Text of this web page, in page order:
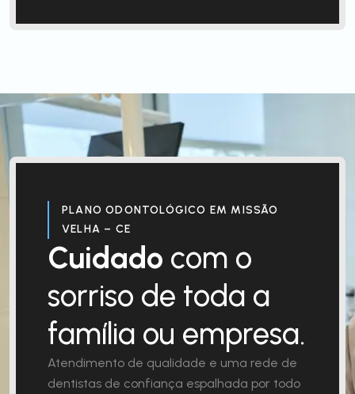
PLANO ODONTOLÓGICO EM MISSÃO
VELHA – CE
Cuidado com o
sorriso de toda a
família ou empresa.
Atendimento de qualidade e uma rede de
dentistas de confiança espalhada por todo